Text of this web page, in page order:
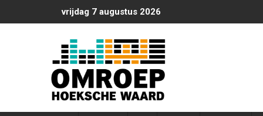
naar
vrijdag 7 augustus 2026